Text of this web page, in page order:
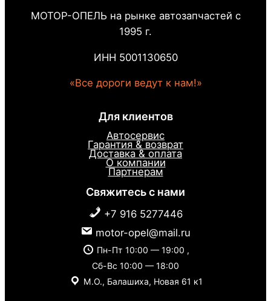
МОТОР-ОПЕЛЬ на рынке автозапчастей с
1995 г.
ИНН 5001130650
«Все дороги ведут к нам!»
Для клиентов
Автосервис
Гарантия & возврат
Доставка & оплата
О компании
Партнерам
Свяжитесь с нами
+7 916 5277446
motor-opel@mail.ru
Пн-Пт 10:00 — 19:00 ,
Сб-Вс 10:00 — 18:00
М.О., Балашиха, Новая 61 к1